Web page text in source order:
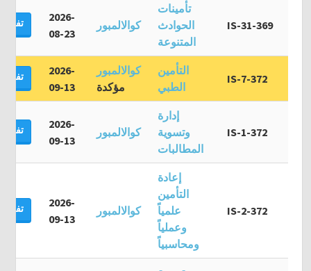
IS-31-369
تأمينات
الحوادث
المتنوعة
كوالالمبور
2026-
08-23
IS-7-372
التأمين
الطبي
كوالالمبور
مؤكدة
2026-
09-13
IS-1-372
إدارة
وتسوية
المطالبات
كوالالمبور
2026-
09-13
IS-2-372
إعادة
التأمين
علمياً
وعملياً
ومحاسبياً
كوالالمبور
2026-
09-13